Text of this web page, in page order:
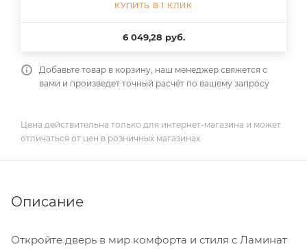
КУПИТЬ В 1 КЛИК
6 049,28 руб.
Добавьте товар в корзину, наш менеджер свяжется с
вами и произведет точный расчёт по вашему запросу
Цена действительна только для интернет-магазина и может
отличаться от цен в розничных магазинах
Описание
Откройте дверь в мир комфорта и стиля с Ламинат